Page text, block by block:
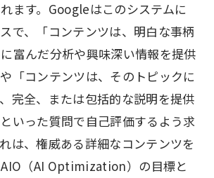
ます。Googleはこのシステムに
で、「コンテンツは、明白な事柄
富んだ分析や興味深い情報を提供
「コンテンツは、そのトピックに
完全、または包括的な説明を提供
いった質問で自己評価するよう求
は、権威ある詳細なコンテンツを
（AI Optimization）の目標と